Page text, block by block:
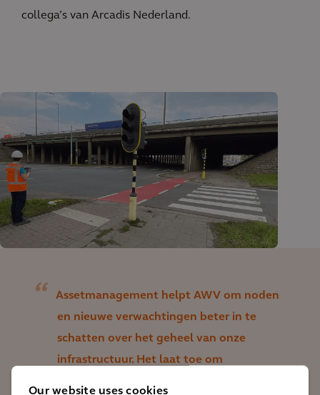
Our website uses cookies
collega’s van Arcadis Nederland.
Assetmanagement helpt AWV om noden
en nieuwe verwachtingen beter in te
schatten over het geheel van onze
infrastructuur. Het laat toe om